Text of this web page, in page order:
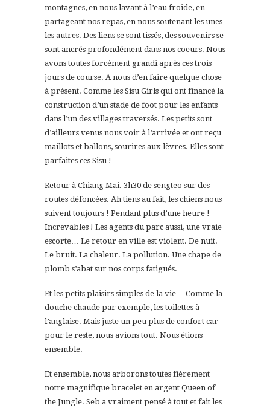
montagnes, en nous lavant à l’eau froide, en
partageant nos repas, en nous soutenant les unes
les autres. Des liens se sont tissés, des souvenirs se
sont ancrés profondément dans nos coeurs. Nous
avons toutes forcément grandi après ces trois
jours de course. A nous d’en faire quelque chose
à présent. Comme les Sisu Girls qui ont financé la
construction d’un stade de foot pour les enfants
dans l’un des villages traversés. Les petits sont
d’ailleurs venus nous voir à l’arrivée et ont reçu
maillots et ballons, sourires aux lèvres. Elles sont
parfaites ces Sisu !
Retour à Chiang Mai. 3h30 de sengteo sur des
routes défoncées. Ah tiens au fait, les chiens nous
suivent toujours ! Pendant plus d’une heure !
Increvables ! Les agents du parc aussi, une vraie
escorte… Le retour en ville est violent. De nuit.
Le bruit. La chaleur. La pollution. Une chape de
plomb s’abat sur nos corps fatigués.
Et les petits plaisirs simples de la vie… Comme la
douche chaude par exemple, les toilettes à
l’anglaise. Mais juste un peu plus de confort car
pour le reste, nous avions tout. Nous étions
ensemble.
Et ensemble, nous arborons toutes fièrement
notre magnifique bracelet en argent Queen of
the Jungle. Seb a vraiment pensé à tout et fait les